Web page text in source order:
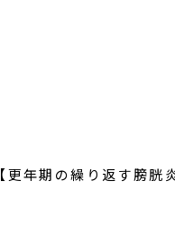
【更年期の繰り返す膀